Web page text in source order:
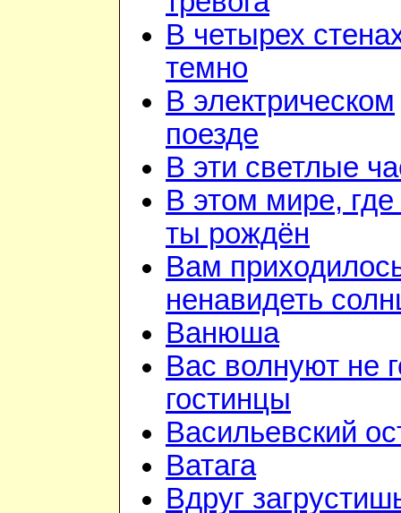
В четырех
темно
В электрическом
поезде
В эти светлые
В этом мире,
ты рождён
Вам
ненавидеть
Ванюша
Вас волнуют не
гостинцы
Васильевский
Ватага
Вдруг